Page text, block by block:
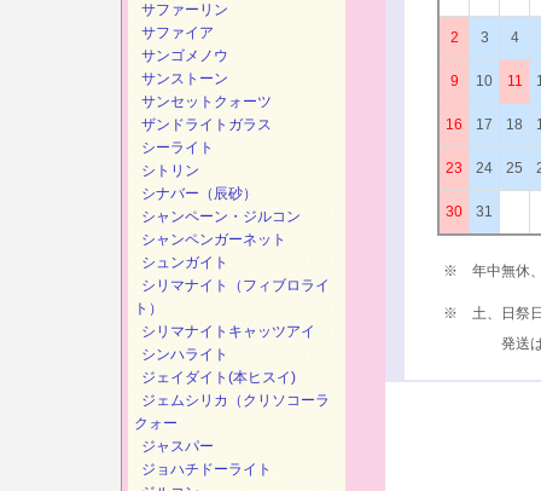
2 3 4
9 10 11
16 17 18
23 24 25
30 31
※ 年中無休、
※ 土、日祭日
発送は、
サファーリン
サファイア
サンゴメノウ
サンストーン
サンセットクォーツ
ザンドライトガラス
シーライト
シトリン
シナバー（辰砂）
シャンペーン・ジルコン
シャンペンガーネット
シュンガイト
シリマナイト（フィブロライ
ト）
シリマナイトキャッツアイ
シンハライト
ジェイダイト(本ヒスイ)
ジェムシリカ（クリソコーラ
クォー
ジャスパー
ジョハチドーライト